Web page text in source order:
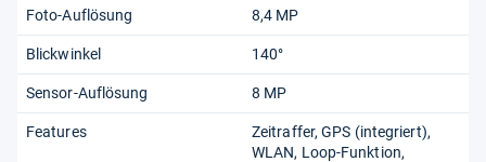
Foto-Auflösung 8,4 MP
Blickwinkel 140°
Sensor-Auflösung 8 MP
Features Zeitraffer GPS (integriert)
WLAN Loop-Funktion